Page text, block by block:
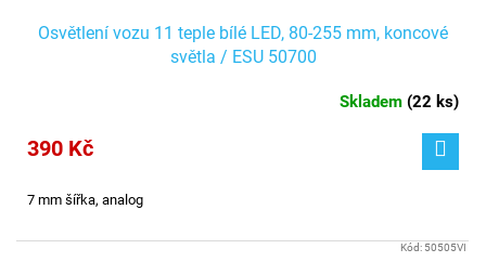
Osvětlení vozu 11 teple bílé LED, 80-255 mm, koncové
světla / ESU 50700
Skladem (22 ks)
390 Kč
7 mm šířka, analog
Kód: 50505VI